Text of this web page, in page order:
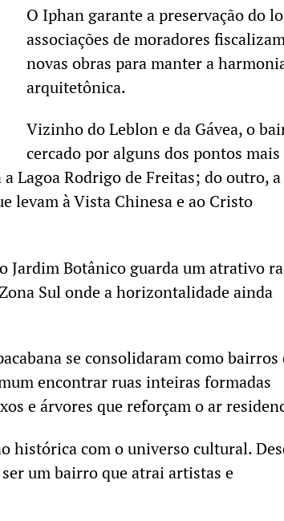
O Iphan garante a preservação do
associações de moradores
novas obras para manter a
arquitetônica.
Vizinho do Leblon e da Gávea, o
cercado por alguns dos pontos mais
Lagoa Rodrigo de Freitas; do outro, a
levam à Vista Chinesa e ao Cristo
Jardim Botânico guarda um atrativo
Sul onde a horizontalidade ainda
se consolidaram como bairros
encontrar ruas inteiras formadas
e árvores que reforçam o ar
histórica com o universo cultural.
um bairro que atrai artistas e